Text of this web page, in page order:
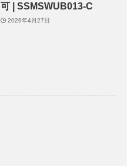
可 | SSMSWUB013-C
2026年4月27日